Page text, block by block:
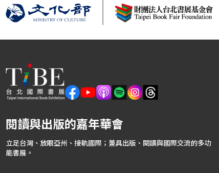
閱讀與出版的嘉年華會
立足台灣、放眼亞州、接軌國際；兼具出版、閱讀與國際交流的多功
能書展。